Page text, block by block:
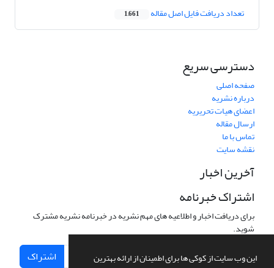
این وب سایت از کوکی ها برای اطمینان از ارائه بهترین
تعداد دریافت فایل اصل مقاله 1,661
دسترسی سریع
صفحه اصلی
درباره نشریه
اعضای هیات تحریریه
ارسال مقاله
تماس با ما
نقشه سایت
آخرین اخبار
اشتراک خبرنامه
برای دریافت اخبار و اطلاعیه های مهم نشریه در خبرنامه نشریه مشترک
شوید.
اشتراک